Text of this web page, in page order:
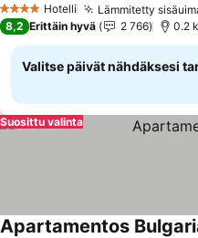
4 Tähtiluokitus
Hotelli Lämmitetty
8,2 Erittäin hyvä 2 766 0.2
Valitse päivät nähdäksesi
Suosittu valinta
Apartamentos